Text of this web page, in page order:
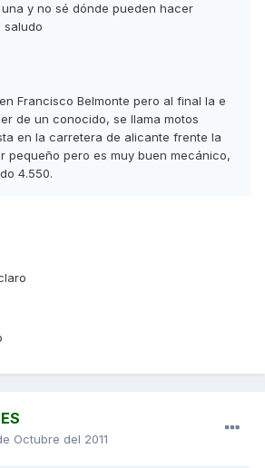
y no sé dónde pueden hacer
saludo
Francisco Belmonte pero al final la e
de un conocido, se llama motos
en la carretera de alicante frente la
pequeño pero es muy buen mecánico,
4.550.
Octubre del 2011